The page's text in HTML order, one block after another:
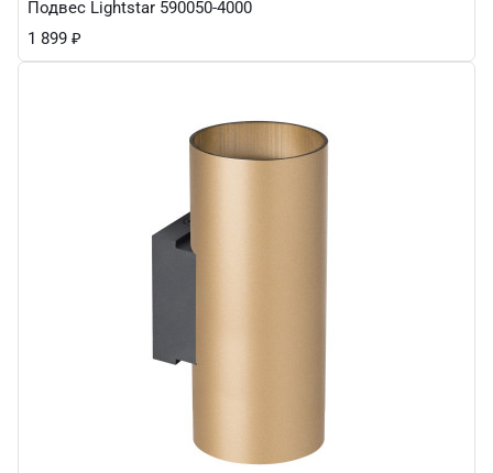
Подвес Lightstar 590050-4000
1 899 ₽